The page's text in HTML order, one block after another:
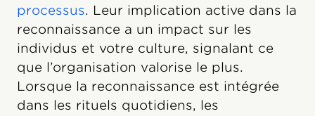
processus. Leur implication active dans la
reconnaissance a un impact sur les
individus et votre culture, signalant ce
que l’organisation valorise le plus.
Lorsque la reconnaissance est intégrée
dans les rituels quotidiens, les